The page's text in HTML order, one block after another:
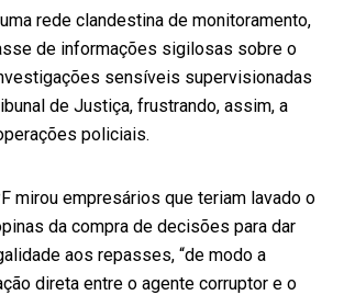
rede clandestina de monitoramento,
de informações sigilosas sobre o
sensíveis supervisionadas
de Justiça, frustrando, assim, a
policiais.
mirou empresários que teriam lavado o
da compra de decisões para dar
aos repasses, “de modo a
direta entre o agente corruptor e o